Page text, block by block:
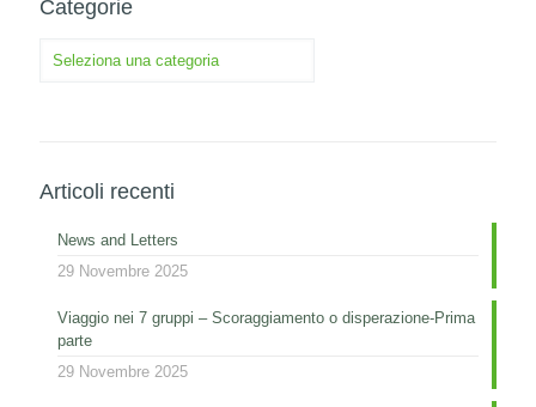
Categorie
Articoli recenti
News and Letters
29 Novembre 2025
Viaggio nei 7 gruppi – Scoraggiamento o disperazione-Prima
parte
29 Novembre 2025